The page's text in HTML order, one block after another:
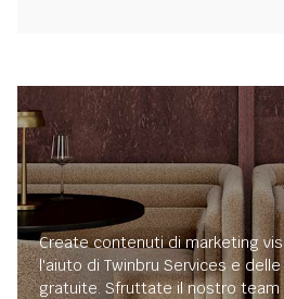
Create contenuti di marketing
l'aiuto di Twinbru Services e
gratuite. Sfruttate il nostro team